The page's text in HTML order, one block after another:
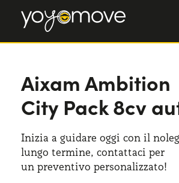
Aixam Ambition
City Pack 8cv
Inizia a guidare oggi con il
lungo termine, contattaci per
un preventivo personalizzato!